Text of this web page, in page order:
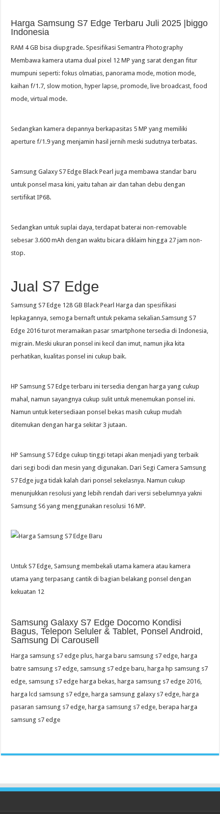
Harga Samsung S7 Edge Terbaru Juli 2025 |biggo
Indonesia
RAM 4 GB bisa diupgrade. Spesifikasi Semantra Photography
Membawa kamera utama dual pixel 12 MP yang sarat dengan fitur
mumpuni seperti: fokus olmatias, panorama mode, motion mode,
kaihan f/1.7, slow motion, hyper lapse, promode, live broadcast, food
mode, virtual mode.
Sedangkan kamera depannya berkapasitas 5 MP yang memiliki
aperture f/1.9 yang menjamin hasil jernih meski sudutnya terbatas.
Samsung Galaxy S7 Edge Black Pearl juga membawa standar baru
untuk ponsel masa kini, yaitu tahan air dan tahan debu dengan
sertifikat IP68.
Sedangkan untuk suplai daya, terdapat baterai non-removable
sebesar 3.600 mAh dengan waktu bicara diklaim hingga 27 jam non-
stop.
Jual S7 Edge
Samsung S7 Edge 128 GB Black Pearl Harga dan spesifikasi
lepkagannya, semoga bernaft untuk pekama sekalian.Samsung S7
Edge 2016 turot meramaikan pasar smartphone tersedia di Indonesia,
migrain. Meski ukuran ponsel ini kecil dan imut, namun jika kita
perhatikan, kualitas ponsel ini cukup baik.
HP Samsung S7 Edge terbaru ini tersedia dengan harga yang cukup
mahal, namun sayangnya cukup sulit untuk menemukan ponsel ini.
Namun untuk ketersediaan ponsel bekas masih cukup mudah
ditemukan dengan harga sekitar 3 jutaan.
HP Samsung S7 Edge cukup tinggi tetapi akan menjadi yang terbaik
dari segi bodi dan mesin yang digunakan. Dari Segi Camera Samsung
S7 Edge juga tidak kalah dari ponsel sekelasnya. Namun cukup
menunjukkan resolusi yang lebih rendah dari versi sebelumnya yakni
Samsung S6 yang menggunakan resolusi 16 MP.
Untuk S7 Edge, Samsung membekali utama kamera atau kamera
utama yang terpasang cantik di bagian belakang ponsel dengan
kekuatan 12
Samsung Galaxy S7 Edge Docomo Kondisi
Bagus, Telepon Seluler & Tablet, Ponsel Android,
Samsung Di Carousell
Harga samsung s7 edge plus, harga baru samsung s7 edge, harga
batre samsung s7 edge, samsung s7 edge baru, harga hp samsung s7
edge, samsung s7 edge harga bekas, harga samsung s7 edge 2016,
harga lcd samsung s7 edge, harga samsung galaxy s7 edge, harga
pasaran samsung s7 edge, harga samsung s7 edge, berapa harga
samsung s7 edge